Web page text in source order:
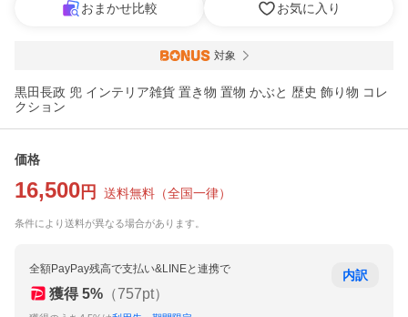
おまかせ比較 お気に入り
対象
黒田長政 兜 インテリア雑貨 置き物 置物 かぶと 歴史 飾り物 コレ
クション
価格
16,500 円 送料無料 （全国一律）
条件により送料が異なる場合があります。
全額PayPay残高で支払い&LINEと連携で
獲得 5% （757pt）
内訳